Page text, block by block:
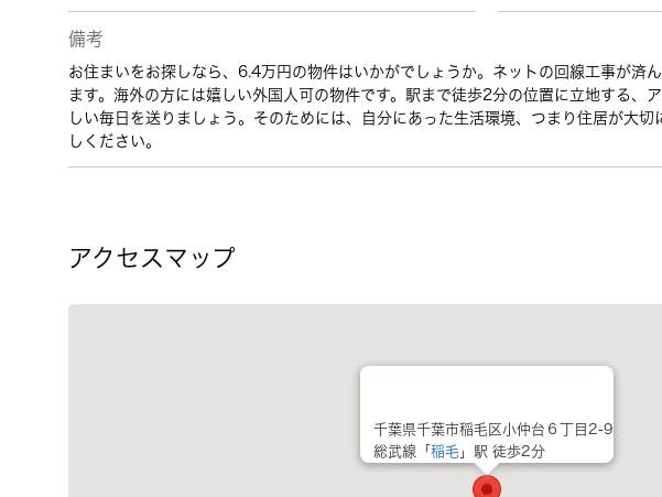
備考
お住まいをお探しなら、6.4万円の物件はいかがでしょうか。ネットの回線工事が済
ます。海外の方には嬉しい外国人可の物件です。駅まで徒歩2分の位置に立地する、
しい毎日を送りましょう。そのためには、自分にあった生活環境、つまり住居が大
しください。
アクセスマップ
千葉県千葉市稲毛区小仲台６丁目2-9
総武線「 稲毛 」駅 徒歩2分